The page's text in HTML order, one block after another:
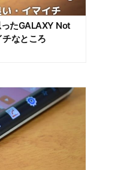
ったGALAXY Not
なところ